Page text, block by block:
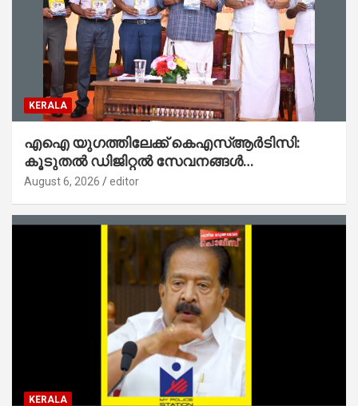
KERALA
എഐ യുഗത്തിലേക്ക് കെഎസ്ആർടിസി:
കൂടുതൽ ഡിജിറ്റൽ സേവനങ്ങൾ
ജനങ്ങളിലേക്കെത്തിക്കും – മന്ത്രി സി പി
August 6, 2026 editor
KERALA